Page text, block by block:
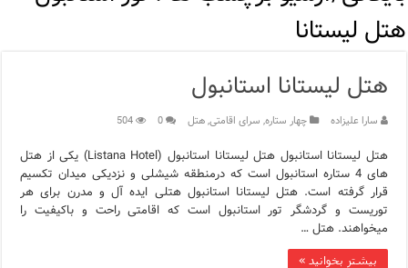
مرکز خرید پولات استانبول | تجربه‌ای متفاوت از خرید و سبک
ویژگی‌های رفتاری و اجتماعی در زبان ترکی استانبولی
ویژگی‌های منفی شخصیت در زبان ترکی استانبولی
ویژگی‌های مثبت شخصیت در زبان ترکی استانبولی
موزه افسانه‌های کارتال استانبول؛ سفری به دنیای قصه‌ها در
موزه ساعت کاخ توپکاپی استانبول
هتل لیستانا
هتل لیستانا استانبول
سارا علیزاده چهار ستاره, سرای اقامتی,هتل 0
504
هتل لیستانا استانبول هتل لیستانا استانبول (Listana Hotel) یکی از هتل
های 4 ستاره استانبول است که درمنطقه شیشلی و نزدیکی میدان تکسیم
قرار گرفته است. هتل لیستانا استانبول هتلی ایده آل و مدرن برای هر
توریست و گردشگر تور استانبول است که اقامتی راحت و باکیفیت را
میخواهند. هتل …
بیشتر بخوانید »